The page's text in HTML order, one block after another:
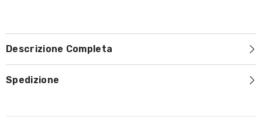
Descrizione Completa
Spedizione